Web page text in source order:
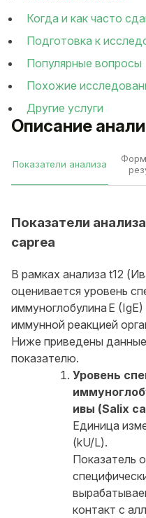
Описание
Показатели анализа
Показатели
caprea
В рамках анализа t12
оценивается уровень
иммуноглобулина E
иммунной реакцией
Ниже приведены
показателю.
Уровень
ивы (Salix
Единица
(kU/L).
Показатель
контакт с
Когда и как часто
Подготовка к
Популярные вопросы
Похожие
Другие услуги